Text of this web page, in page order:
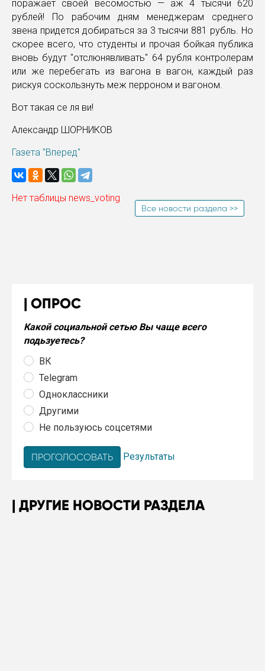
поражает своей весомостью — аж 4 тысячи 620
рублей! По рабочим дням менеджерам среднего
звена придется добираться за 3 тысячи 881 рубль. Но
скорее всего, что студенты и прочая бойкая публика
вновь будут "отслюнявливать" 64 рубля контролерам
или же перебегать из вагона в вагон, каждый раз
рискуя соскользнуть меж перроном и вагоном.
Вот такая се ля ви!
Александр ШОРНИКОВ
Газета "Вперед"
Нет таблицы news_voting
Все новости раздела >>
ОПРОС
Какой социальной сетью Вы чаще всего
подьзуетесь?
ВК
Telegram
Одноклассники
Другими
Не пользуюсь соцсетями
Результаты
ДРУГИЕ НОВОСТИ РАЗДЕЛА